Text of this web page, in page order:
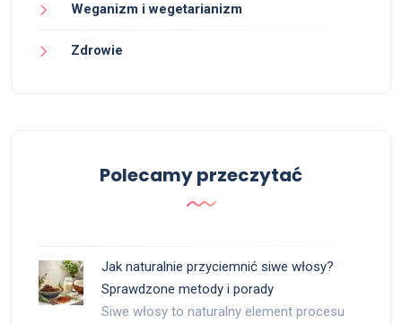
Weganizm i wegetarianizm
Zdrowie
Polecamy przeczytać
Jak naturalnie przyciemnić siwe włosy?
Sprawdzone metody i porady
Siwe włosy to naturalny element procesu